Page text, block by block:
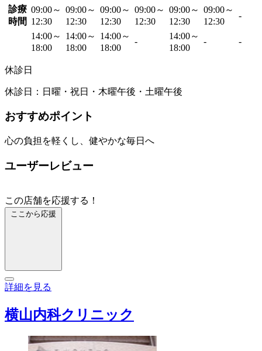
診療
時間
09:00～
12:30
09:00～
12:30
09:00～
12:30
09:00～
12:30
09:00～
12:30
09:00～
12:30
-
14:00～
18:00
14:00～
18:00
14:00～
18:00
-
14:00～
18:00
- -
休診日
休診日：日曜・祝日・木曜午後・土曜午後
おすすめポイント
心の負担を軽くし、健やかな毎日へ
ユーザーレビュー
この店舗を応援する！
ここから応援
詳細を見る
横山内科クリニック